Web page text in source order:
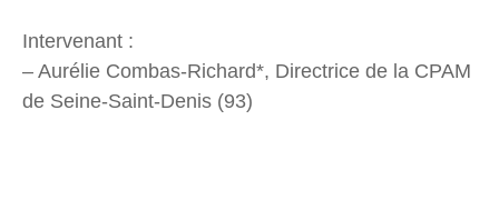
Intervenant :
– Aurélie Combas-Richard*, Directrice de la CPAM
de Seine-Saint-Denis (93)